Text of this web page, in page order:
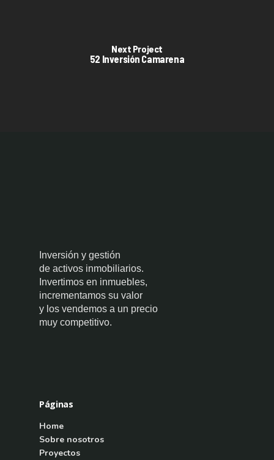
Next Project
52 Inversión Camarena
Inversión y gestión
de activos inmobiliarios.
Invertimos en inmuebles,
incrementamos su valor
y los vendemos a un precio
muy competitivo.
Páginas
Home
Sobre nosotros
Proyectos